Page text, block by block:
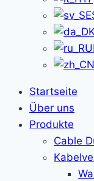
Startseite
Über uns
Produkte
Cable